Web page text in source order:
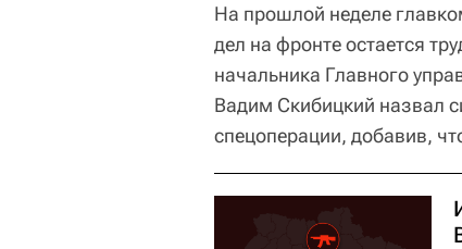
На прошлой неделе
дел на фронте остается
начальника Главного
Вадим Скибицкий назвал
спецоперации, добавив,